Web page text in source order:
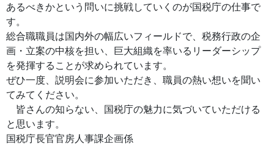
あるべきかという問いに挑戦していくのが国税庁の仕事で
す。
総合職職員は国内外の幅広いフィールドで、税務行政の企
画・立案の中核を担い、巨大組織を率いるリーダーシップ
を発揮することが求められています。
ぜひ一度、説明会に参加いただき、職員の熱い想いを聞い
てみてください。
皆さんの知らない、国税庁の魅力に気づいていただける
と思います。
国税庁長官官房人事課企画係